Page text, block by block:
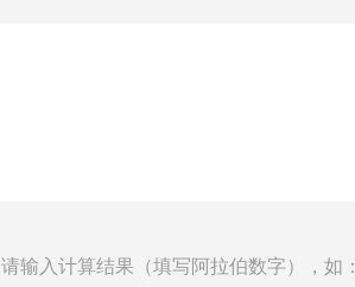
请输入计算结果（填写阿拉伯数字），如